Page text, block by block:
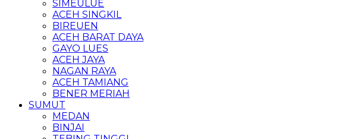
SIMEULUE
ACEH SINGKIL
BIREUEN
ACEH BARAT DAYA
GAYO LUES
ACEH JAYA
NAGAN RAYA
ACEH TAMIANG
BENER MERIAH
SUMUT
MEDAN
BINJAI